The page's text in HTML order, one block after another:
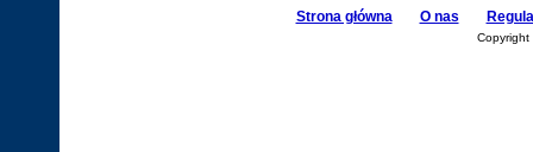
Strona główna O nas
Copyright